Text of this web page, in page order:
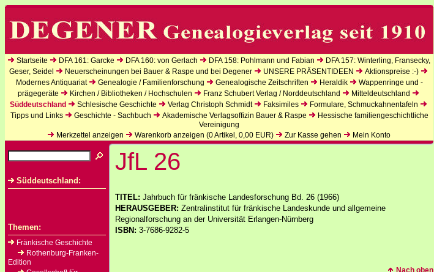
Startseite DFA 161: Garcke DFA 160: von Gerlach DFA 158: Pohlmann und Fabian
DFA 157: Winterling, Fransecky,
Geser, Seidel
Neuerscheinungen bei Bauer & Raspe und bei Degener UNSERE PRÄSENTIDEEN
Aktionspreise :-)
Modernes Antiquariat
Genealogie / Familienforschung Genealogische Zeitschriften Heraldik
Wappenringe und -
prägegeräte
Kirchen / Bibliotheken / Hochschulen Franz Schubert Verlag / Norddeutschland
Mitteldeutschland
Süddeutschland
Schlesische Geschichte Verlag Christoph Schmidt Faksimiles
Formulare, Schmuckahnentafeln
Tipps und Links
Geschichte - Sachbuch Akademische Verlagsoffizin Bauer & Raspe
Hessische familiengeschichtliche
Vereinigung
Merkzettel anzeigen
Warenkorb anzeigen (0Artikel, 0,00 EUR) Zur Kasse gehen Mein Konto
Süddeutschland:
Themen:
Fränkische Geschichte
Rothenburg-Franken-
Edition
JfL 26
TITEL: Jahrbuch für fränkische Landesforschung Bd. 26 (1966)
HERAUSGEBER: Zentralinstitut für fränkische Landeskunde und allgemeine
Regionalforschung an der Universität Erlangen-Nürnberg
ISBN: 3-7686-9282-5
Nach oben